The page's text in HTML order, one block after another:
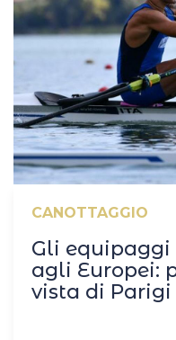
CANOTTAGGIO
Gli
agli Europei:
vista di Parigi